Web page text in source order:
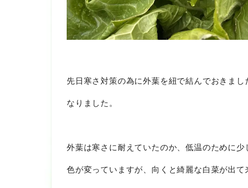
先日寒さ対策の為に外葉を紐で結んでおきまし
なりました。
外葉は寒さに耐えていたのか、低温のために少
色が変っていますが、向くと綺麗な白菜が出て